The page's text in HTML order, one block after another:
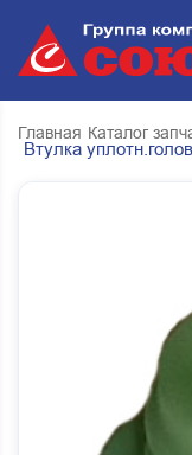
Главная Каталог
Втулка